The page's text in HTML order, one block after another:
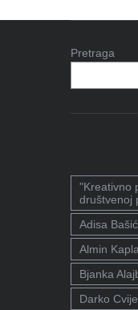
Pretraga
"Kreativno
društvenoj
Adisa Bašić
Almin
Bjanka
Darko